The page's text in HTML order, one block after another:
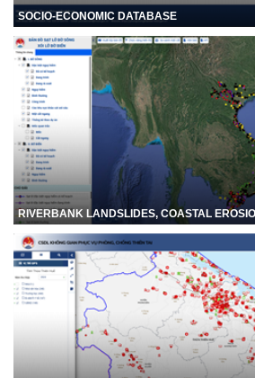
SOCIO-ECONOMIC DATABASE
RIVERBANK LANDSLIDES, COASTAL